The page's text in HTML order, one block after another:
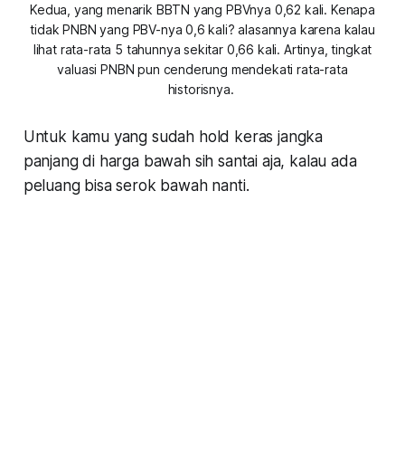
Kedua, yang menarik BBTN yang PBVnya 0,62 kali. Kenapa
tidak PNBN yang PBV-nya 0,6 kali? alasannya karena kalau
lihat rata-rata 5 tahunnya sekitar 0,66 kali. Artinya, tingkat
valuasi PNBN pun cenderung mendekati rata-rata
historisnya.
Untuk kamu yang sudah hold keras jangka
panjang di harga bawah sih santai aja, kalau ada
peluang bisa serok bawah nanti.